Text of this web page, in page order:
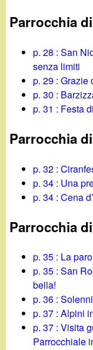
Parrocchia
p. 28 : San
senza limiti
p. 29 : Grazie
p. 30 :
p. 31 : Festa
Parrocchia
p. 32 :
p. 34 : Una
p. 34 : Cena
Parrocchia
p. 35 : La
p. 35 : San
bella!
p. 36 :
p. 37 : Alpini
p. 37 : Visita
Parrocchiale